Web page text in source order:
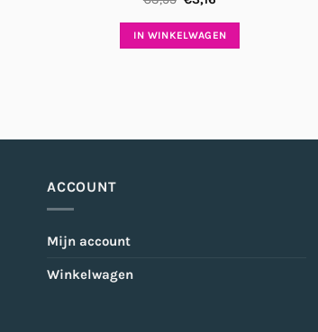
was:
€3,95.
is:
€3,16.
IN WINKELWAGEN
ACCOUNT
Mijn account
Winkelwagen